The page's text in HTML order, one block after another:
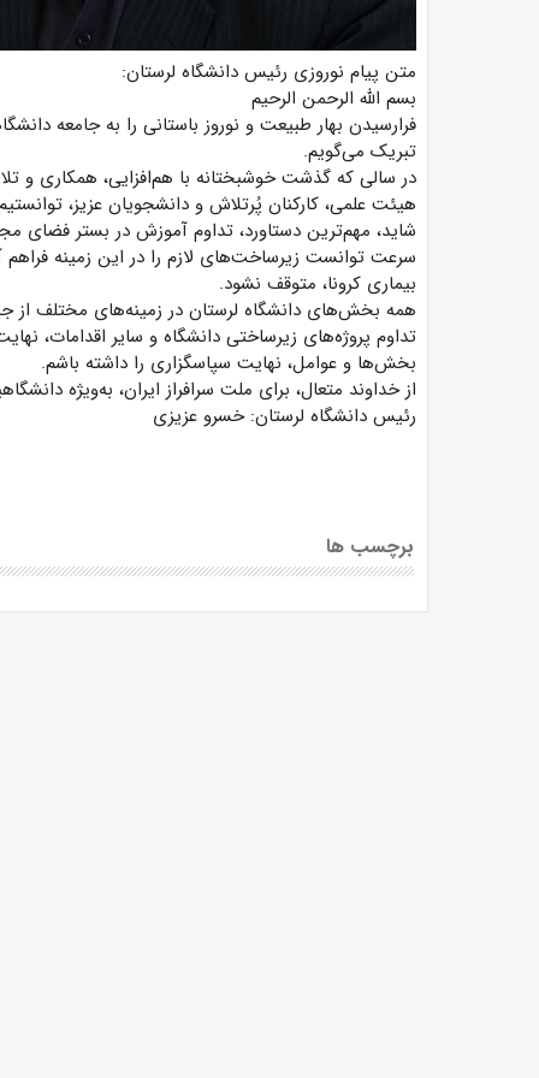
متن پیام نوروزی رئیس دانشگاه لرستان:
بسم الله الرحمن الرحیم
فرارسیدن بهار طبیعت و نوروز باستانی را به جامعه
تبریک می‌گویم.
در سالی که گذشت خوشبختانه با هم‌افزایی، همکاری و
هیئت علمی، کارکنان پُرتلاش و دانشجویان عزیز،
شاید، مهم‌ترین دستاورد، تداوم آموزش در بستر فضای
سرعت توانست زیرساخت‌های لازم را در این زمینه
بیماری کرونا، متوقف نشود.
همه بخش‌های دانشگاه لرستان در زمینه‌های مختلف از
تداوم پروژه‌های زیرساختی دانشگاه و سایر اقدامات،
بخش‌ها و عوامل، نهایت سپاسگزاری را داشته باشم.
از خداوند متعال، برای ملت سرافراز ایران، به‌ویژه
رئیس دانشگاه لرستان: خسرو عزیزی
برچسب ها